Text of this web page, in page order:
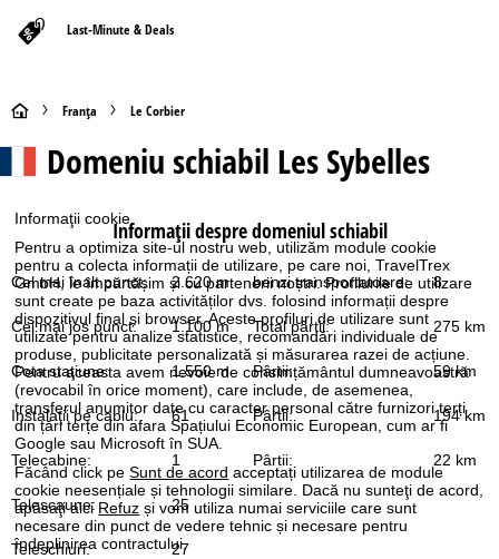
Informaţii cookie
Pentru a optimiza site-ul nostru web, utilizăm module cookie
pentru a colecta informații de utilizare, pe care noi, TravelTrex
GmbH, le împărtășim și cu partenerii noștri. Profilurile de utilizare
sunt create pe baza activităților dvs. folosind informații despre
dispozitivul final și browser. Aceste profiluri de utilizare sunt
utilizate pentru analize statistice, recomandări individuale de
produse, publicitate personalizată și măsurarea razei de acțiune.
Pentru aceasta avem nevoie de consimțământul dumneavoastră
(revocabil în orice moment), care include, de asemenea,
transferul anumitor date cu caracter personal către furnizori terți
din țări terțe din afara Spațiului Economic European, cum ar fi
Google sau Microsoft în SUA.
Făcând click peSunt de acord acceptați utilizarea de module
cookie neesențiale și tehnologii similare. Dacă nu sunteţi de acord,
apăsaţi aici Refuz și vom utiliza numai serviciile care sunt
necesare din punct de vedere tehnic și necesare pentru
îndeplinirea contractului.
Last-Minute & Deals
A
s
ă
Franţa Le Corbier
Domeniu schiabil Les Sybelles
Informaţii despre domeniul schiabil
Cel mai înalt punct: 2.620 m benzi transportatoare: 8
Cel mai jos punct: 1.100 m Total pârtii: 275 km
Cota staţiune: 1.550 m Pârtii: 59 km
Instalaţii pe cablu: 61 Pârtii: 194 km
Telecabine: 1 Pârtii: 22 km
Telescaune: 25
Teleschiuri: 27